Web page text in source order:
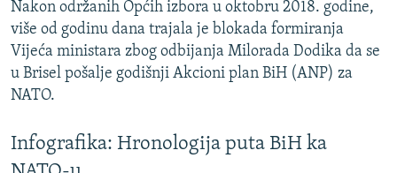
Nakon održanih Općih izbora u oktobru 2018. godine,
više od godinu dana trajala je blokada formiranja
Vijeća ministara zbog odbijanja Milorada Dodika da se
u Brisel pošalje godišnji Akcioni plan BiH (ANP) za
NATO.
Infografika: Hronologija puta BiH ka